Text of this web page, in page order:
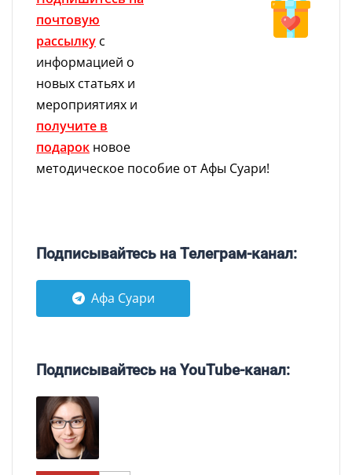
почтовую
рассылку с
информацией о
новых статьях и
мероприятиях и
получите в
подарок новое
методическое пособие от Афы Суари!
Подписывайтесь на Телеграм-канал:
Афа Суари
Подписывайтесь на YouTube-канал: